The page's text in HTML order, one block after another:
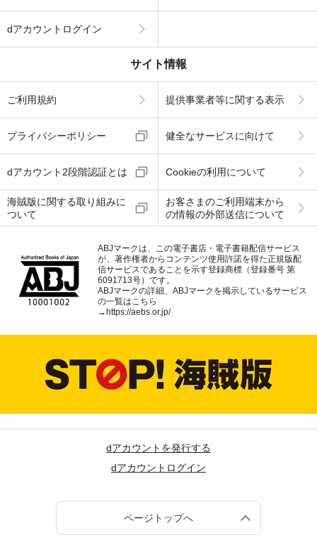
dアカウントログイン
サイト情報
ご利用規約 提供事業者等に関する表示
プライバシーポリシー 健全なサービスに向けて
dアカウント2段階認証とは Cookieの利用について
海賊版に関する取り組みに
ついて
お客さまのご利用端末から
の情報の外部送信について
ABJマークは、この電子書店・電子書籍配信サービス
が、著作権者からコンテンツ使用許諾を得た正規版配
信サービスであることを示す登録商標（登録番号 第
6091713号）です。
ABJマークの詳細、ABJマークを掲示しているサービス
の一覧はこちら
→ https://aebs.or.jp/
dアカウントを発行する
dアカウントログイン
ページトップへ